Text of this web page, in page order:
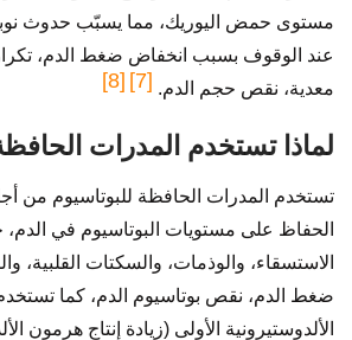
مستوى حمض اليوريك، مما يسبّب حدوث
عند الوقوف بسبب انخفاض ضغط الدم،
معدية، نقص حجم الدم. [7]
[8]
لماذا تستخدم المدرات
تستخدم المدرات الحافظة للبوتاسيوم من
الحفاظ على مستويات البوتاسيوم في
الاستسقاء، والوذمات، والسكتات القلبية،
ضغط الدم، نقص بوتاسيوم الدم، كما
الألدوستيرونية الأولى (زيادة إنتاج هرمون